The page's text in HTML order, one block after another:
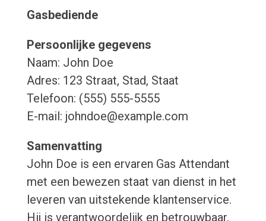
Gasbediende
Persoonlijke gegevens
Naam: John Doe
Adres: 123 Straat, Stad, Staat
Telefoon: (555) 555-5555
E-mail: johndoe@example.com
Samenvatting
John Doe is een ervaren Gas Attendant
met een bewezen staat van dienst in het
leveren van uitstekende klantenservice.
Hij is verantwoordelijk en betrouwbaar,